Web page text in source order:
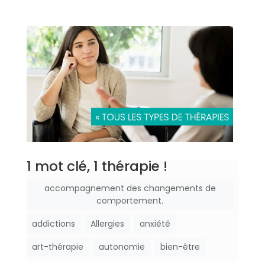
1 mot clé, 1 thérapie !
accompagnement des changements de
comportement.
addictions
Allergies
anxiété
art-thérapie
autonomie
bien-être